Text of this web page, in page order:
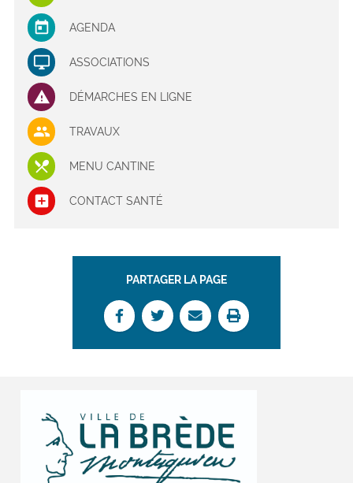
AGENDA
ASSOCIATIONS
DÉMARCHES EN LIGNE
TRAVAUX
MENU CANTINE
CONTACT SANTÉ
PARTAGER LA PAGE